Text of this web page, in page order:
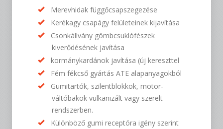
Merevhidak függőcsapszegezése
Kerékagy csapágy felületeinek kijavítása
Csonkállvány gömbcsuklófészek
kiverődésének javítása
kormánykardánok javítása (új kereszttel
Fém fékcső gyártás ATE alapanyagokból
Gumitartók, szilentblokkok, motor-
váltóbakok vulkanizált vagy szerelt
rendszerben.
Különböző gumi receptóra igény szerint